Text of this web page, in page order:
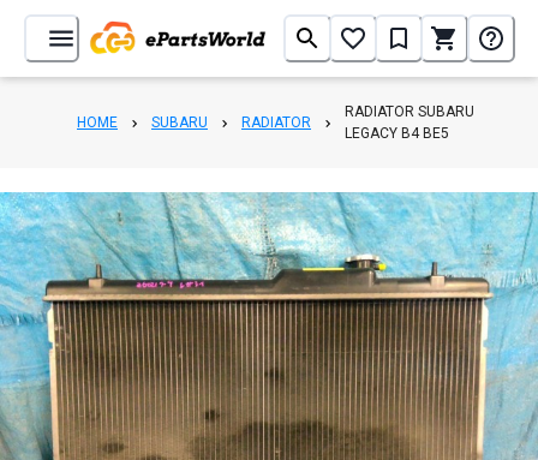
HOME SUBARU RADIATOR
RADIATOR SUBARU
LEGACY B4 BE5
1/ 3